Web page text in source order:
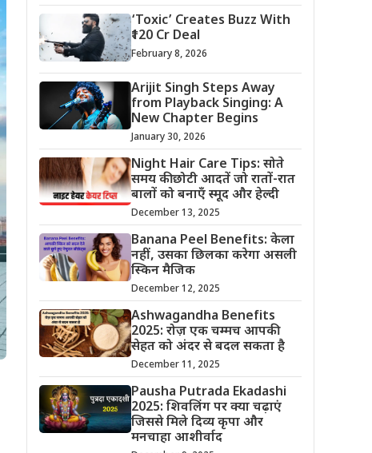
‘Toxic’ Creates Buzz With
₹120 Cr Deal
February 8, 2026
Arijit Singh Steps Away
from Playback Singing: A
New Chapter Begins
January 30, 2026
Night Hair Care Tips: सोते
समय की छोटी आदतें जो रातों-रात
बालों को बनाएँ स्मूद और हेल्दी
December 13, 2025
Banana Peel Benefits: केला
नहीं, उसका छिलका करेगा असली
स्किन मैजिक
December 12, 2025
Ashwagandha Benefits
2025: रोज़ एक चम्मच आपकी
सेहत को अंदर से बदल सकता है
December 11, 2025
Pausha Putrada Ekadashi
2025: शिवलिंग पर क्या चढ़ाएं
जिससे मिले दिव्य कृपा और
मनचाहा आशीर्वाद